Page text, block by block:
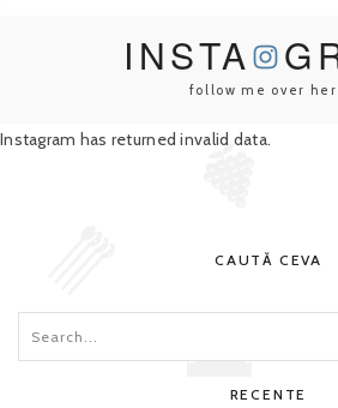
INSTA
follow me over
Instagram has returned invalid data.
CAUTĂ CEVA
RECENTE